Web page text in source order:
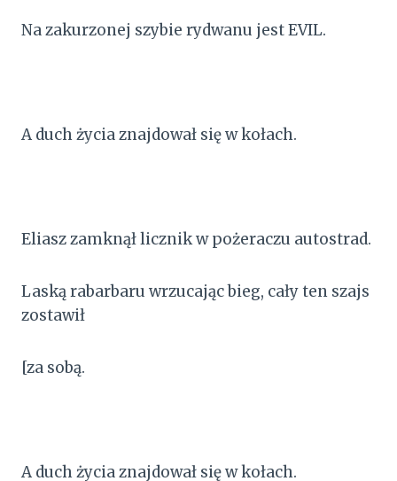
Na zakurzonej szybie rydwanu jest EVIL.
A duch życia znajdował się w kołach.
Eliasz zamknął licznik w pożeraczu autostrad.
Laską rabarbaru wrzucając bieg, cały ten szajs
zostawił
[za sobą.
A duch życia znajdował się w kołach.